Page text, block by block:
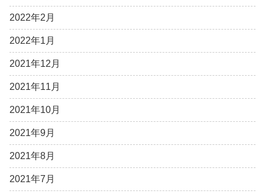
2022年2月
2022年1月
2021年12月
2021年11月
2021年10月
2021年9月
2021年8月
2021年7月